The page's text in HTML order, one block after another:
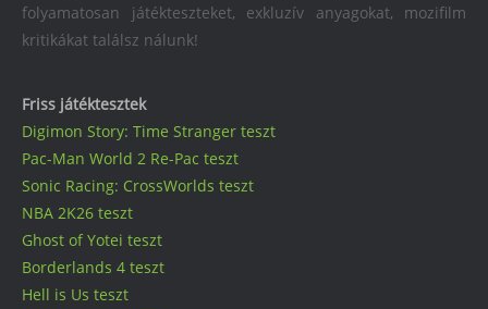
Friss játéktesztek
Digimon Story: Time Stranger teszt
Pac-Man World 2 Re-Pac teszt
Sonic Racing: CrossWorlds teszt
NBA 2K26 teszt
Ghost of Yotei teszt
Borderlands 4 teszt
Hell is Us teszt
folyamatosan játékteszteket, exkluzív anyagokat, mozifilm
kritikákat találsz nálunk!